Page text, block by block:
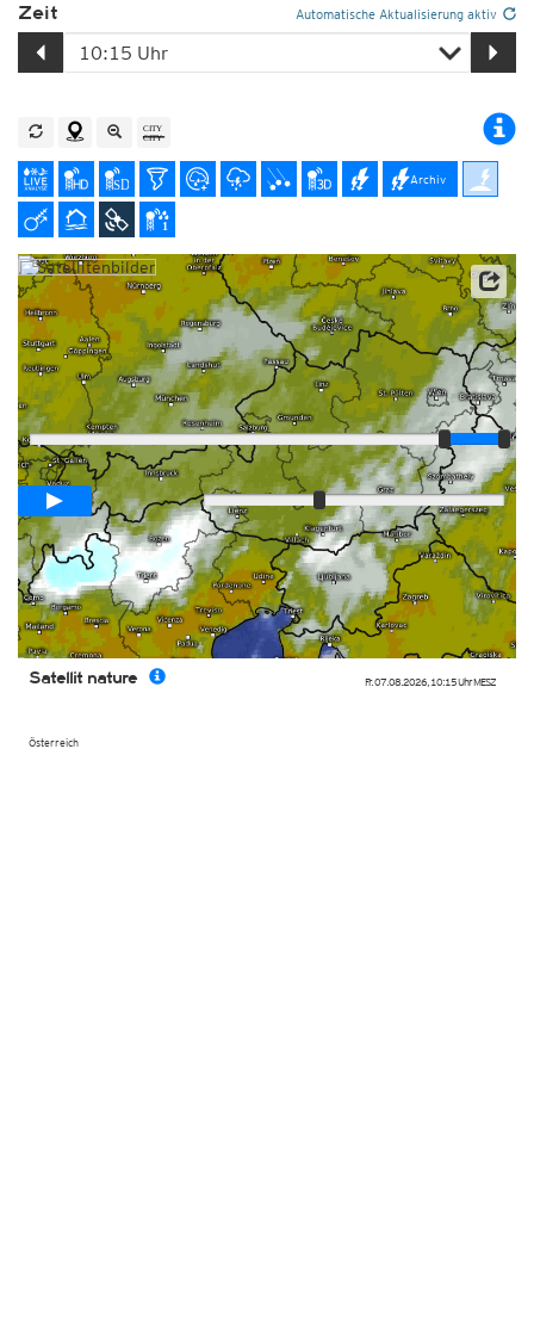
Zeit Automatische Aktualisierung aktiv
Archiv
Fr. 07.08.2026, 10:15 UhrMESZ
Österreich
Satellit nature
Satellitendaten: EUMETSAT
Player
Animationsspanne 03:00h
Schnell
Langsam